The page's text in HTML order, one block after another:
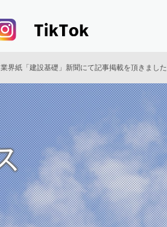
紙「建設基礎」新聞にて記事掲載を頂きました